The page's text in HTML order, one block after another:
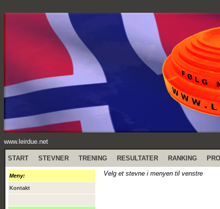
www.leirdue.net
START STEVNER TRENING RESULTATER RANKING
Meny:
Kontakt
Velg et stevne i menyen til venstre